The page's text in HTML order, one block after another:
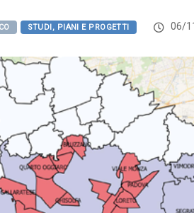
STUDI, PIANI E PROGETTI 06/